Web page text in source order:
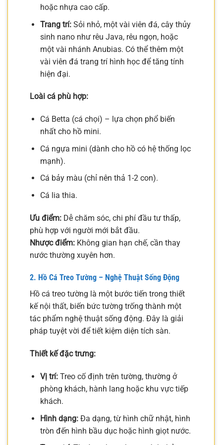
hoặc nhựa cao cấp.
Trang trí:Sỏi nhỏ, một vài viên đá, cây thủy
sinh nano như rêu Java, rêu ngọn, hoặc
một vài nhánh Anubias. Có thể thêm một
vài viên đá trang trí hình học để tăng tính
hiện đại.
Loài cá phù hợp:
Cá Betta (cá chọi) – lựa chọn phổ biến
nhất cho hồ mini.
Cá ngựa mini (dành cho hồ có hệ thống lọc
mạnh).
Cá bảy màu (chỉ nên thả 1-2 con).
Cá lia thia.
Ưu điểm: Dễ chăm sóc, chi phí đầu tư thấp,
phù hợp với người mới bắt đầu.
Nhược điểm: Không gian hạn chế, cần thay
nước thường xuyên hơn.
2. Hồ Cá Treo Tường – Nghệ Thuật Sống Động
Hồ cá treo tường là một bước tiến trong thiết
kế nội thất, biến bức tường trống thành một
tác phẩm nghệ thuật sống động. Đây là giải
pháp tuyệt vời để tiết kiệm diện tích sàn.
Thiết kế đặc trưng:
Vị trí:Treo cố định trên tường, thường ở
phòng khách, hành lang hoặc khu vực tiếp
khách.
Hình dạng:Đa dạng, từ hình chữ nhật, hình
tròn đến hình bầu dục hoặc hình giọt nước.